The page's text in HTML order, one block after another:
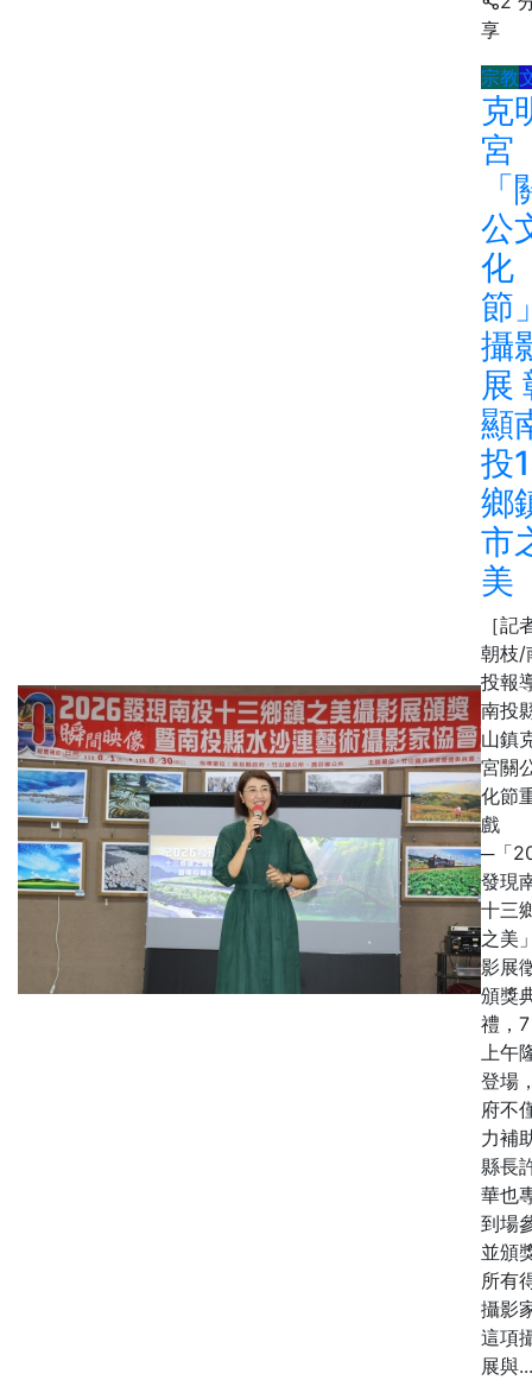
享
宗教
克
宮
「
公
化
節
攝
展
顯
投
鄉
市
美
［記
朝枝/
投報
南投
山鎮
宮關
化節
戲
─「
發現
十三
之美
影展
頒獎
禮，
上午
登場
府不
力補
縣長
華也
到場
並頒
所有
攝影
這項
展與...